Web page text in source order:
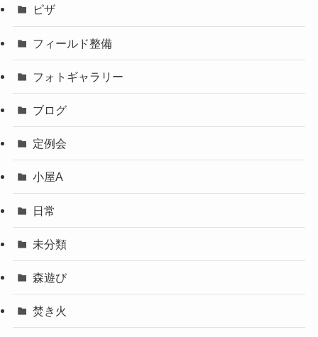
ピザ
フィールド整備
フォトギャラリー
ブログ
定例会
小屋A
日常
未分類
森遊び
焚き火